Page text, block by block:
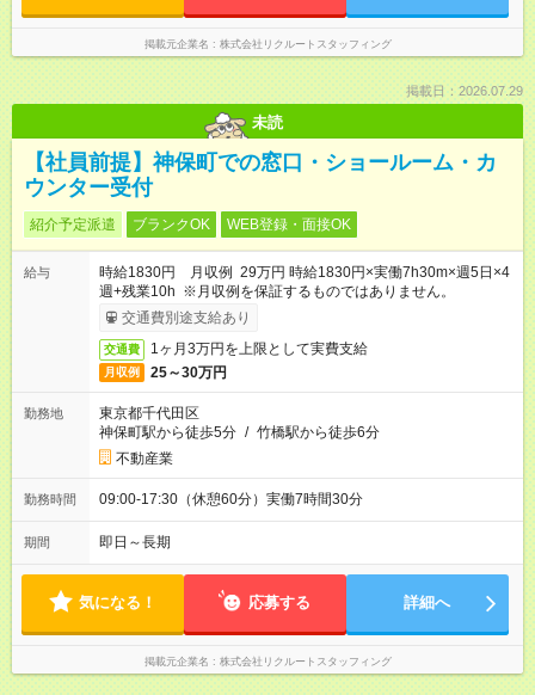
掲載元企業名 株式会社リクルートスタッフィング
掲載日：2026.07.29
未読
【社員前提】神保町での窓口・ショールーム・カ
ウンター受付
紹介予定派遣 ブランクOK WEB登録・面接OK
給与
時給1830円 月収例 29万円 時給1830円×実働7h30m×週5日×4
週+残業10h ※月収例を保証するものではありません。
交通費別途支給あり
交通費 1ヶ月3万円を上限として実費支給
月収例 25～30万円
勤務地
東京都千代田区
神保町駅から徒歩5分 / 竹橋駅から徒歩6分
不動産業
勤務時間 09:00-17:30（休憩60分）実働7時間30分
期間 即日～長期
気になる！ 応募する 詳細へ
掲載元企業名 株式会社リクルートスタッフィング